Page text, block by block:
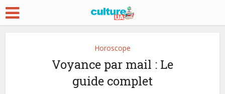
Horoscope
Voyance par mail : Le
guide complet